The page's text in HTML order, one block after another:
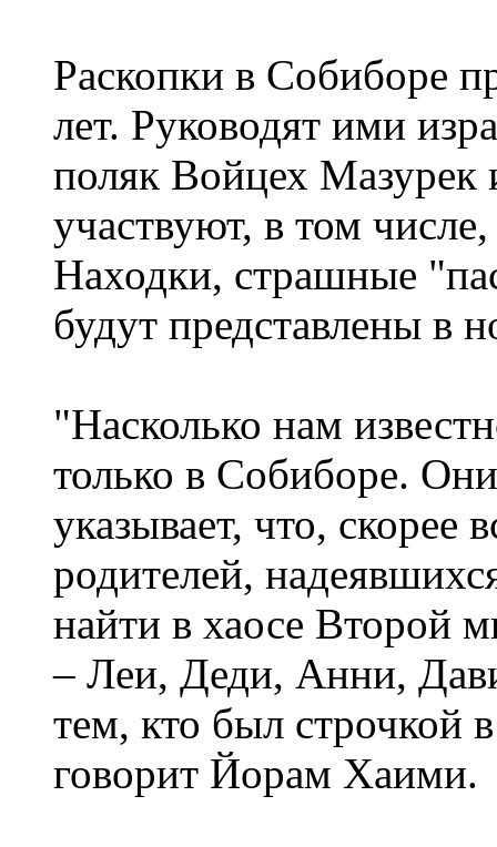
Раскопки в Собиборе
лет. Руководят ими
поляк Войцех Мазурек
участвуют, в том
Находки, страшные
будут представлены в
"Насколько нам
только в Собиборе.
указывает, что, скорее
родителей,
найти в хаосе Второй
– Леи, Деди, Анни,
тем, кто был строчкой
говорит Йорам Хаими.